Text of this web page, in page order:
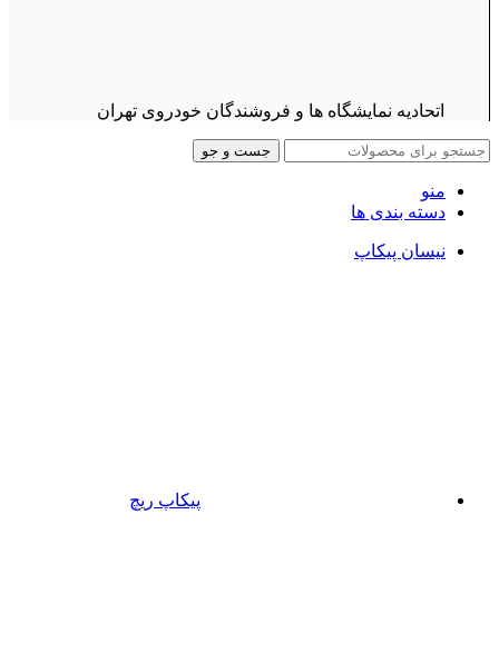
اتحادیه نمایشگاه ها و فروشندگان خودروی تهران
جست و جو
منو
دسته بندی ها
نیسان پیکاپ
پیکاپ ریچ